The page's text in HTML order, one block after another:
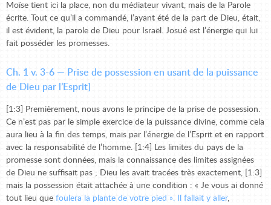
Moïse tient ici la place, non du médiateur vivant, mais de la Parole
écrite. Tout ce qu’il a commandé, l’ayant été de la part de Dieu, était,
il est évident, la parole de Dieu pour Israël. Josué est l’énergie qui lui
fait posséder les promesses.
Ch. 1 v. 3-6 — Prise de possession en usant de la puissance
de Dieu par l’Esprit]
[1:3] Premièrement, nous avons le principe de la prise de possession.
Ce n’est pas par le simple exercice de la puissance divine, comme cela
aura lieu à la fin des temps, mais par l’énergie de l’Esprit et en rapport
avec la responsabilité de l’homme. [1:4] Les limites du pays de la
promesse sont données, mais la connaissance des limites assignées
de Dieu ne suffisait pas ; Dieu les avait tracées très exactement, [1:3]
mais la possession était attachée à une condition : « Je vous ai donné
tout lieu que foulera la plante de votre pied ». Il fallait y aller,